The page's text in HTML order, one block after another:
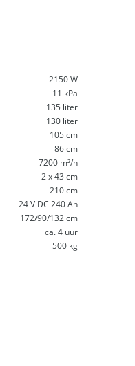
2150 W
11 kPa
135 liter
130 liter
105 cm
86 cm
7200 m²/h
2 x 43 cm
210 cm
24 V DC 240 Ah
172/90/132 cm
ca. 4 uur
500 kg